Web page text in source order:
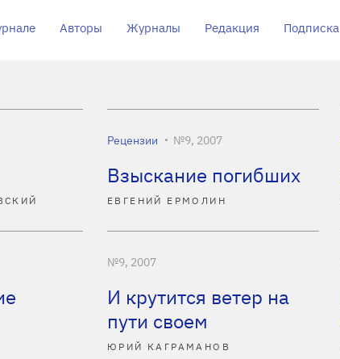
Авторы Журналы Редакция Подписка
Рецензии №9, 2007
Взыскание погибших
ЕВГЕНИЙ ЕРМОЛИН
№9, 2007
И крутится ветер на
пути своем
ЮРИЙ КАГРАМАНОВ